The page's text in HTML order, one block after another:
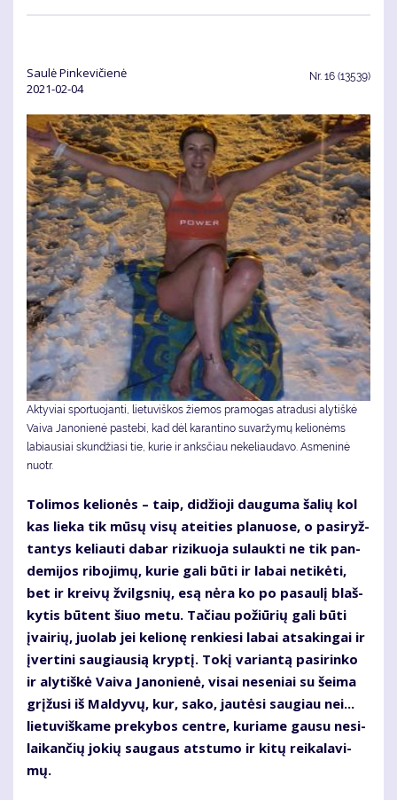
Saulė Pinkevičienė
2021-02-04
Nr. 16 (13539)
Aktyviai sportuojanti, lietuviškos žiemos pramogas atradusi alytiškė
Vaiva Janonienė pastebi, kad dėl karantino suvaržymų kelionėms
labiausiai skundžiasi tie, kurie ir anksčiau nekeliaudavo. Asmeninė
nuotr.
To­li­mos ke­lio­nės – taip, di­džio­ji dau­gu­ma ša­lių kol
kas lie­ka tik mū­sų vi­sų at­ei­ties pla­nuo­se, o pa­si­ryž­
tan­tys ke­liau­ti da­bar ri­zi­kuo­ja su­lauk­ti ne tik pan­
de­mi­jos ri­bo­ji­mų, ku­rie ga­li bū­ti ir la­bai ne­ti­kė­ti,
bet ir krei­vų žvilgs­nių, esą nė­ra ko po pa­sau­lį blaš­
ky­tis bū­tent šiuo me­tu. Ta­čiau po­žiū­rių ga­li bū­ti
įvai­rių, juo­lab jei ke­lio­nę ren­kie­si la­bai at­sa­kin­gai ir
įver­ti­ni sau­giau­sią kryp­tį. To­kį va­rian­tą pa­si­rin­ko
ir aly­tiš­kė Vai­va Ja­no­nie­nė, vi­sai ne­se­niai su šei­ma
grį­žu­si iš Mal­dy­vų, kur, sa­ko, jau­tė­si sau­giau nei...
lie­tu­viš­ka­me pre­ky­bos cen­tre, ku­ria­me gau­su ne­si­
lai­kan­čių jo­kių sau­gaus at­stu­mo ir ki­tų rei­ka­la­vi­
mų.